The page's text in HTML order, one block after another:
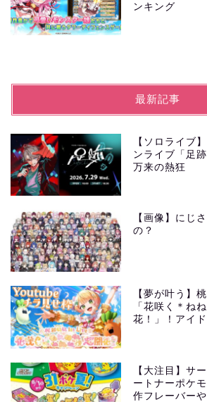
ンキング
最新記事
【ソロライブ
ンライブ「足
万来の熱狂
【画像】にじ
の？
【夢が叶う】
「花咲く＊ね
花！」！アイ
【大注目】サ
ートナーポケ
作フレーバー